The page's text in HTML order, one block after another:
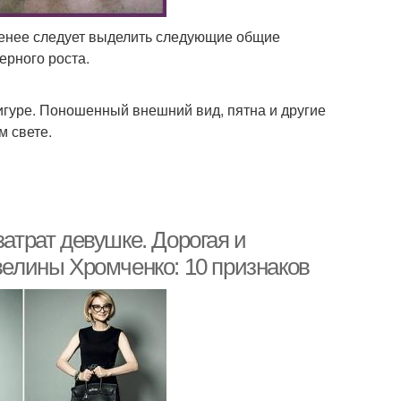
следует выделить следующие общие
роста.
Поношенный внешний вид, пятна и другие
свете.
девушке. Дорогая и
Хромченко: 10 признаков